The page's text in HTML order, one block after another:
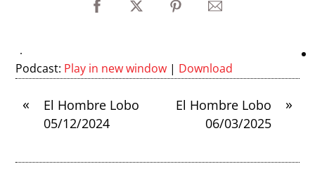
Podcast: Play in new window | Download
«
El Hombre Lobo
05/12/2024
»
El Hombre Lobo
06/03/2025